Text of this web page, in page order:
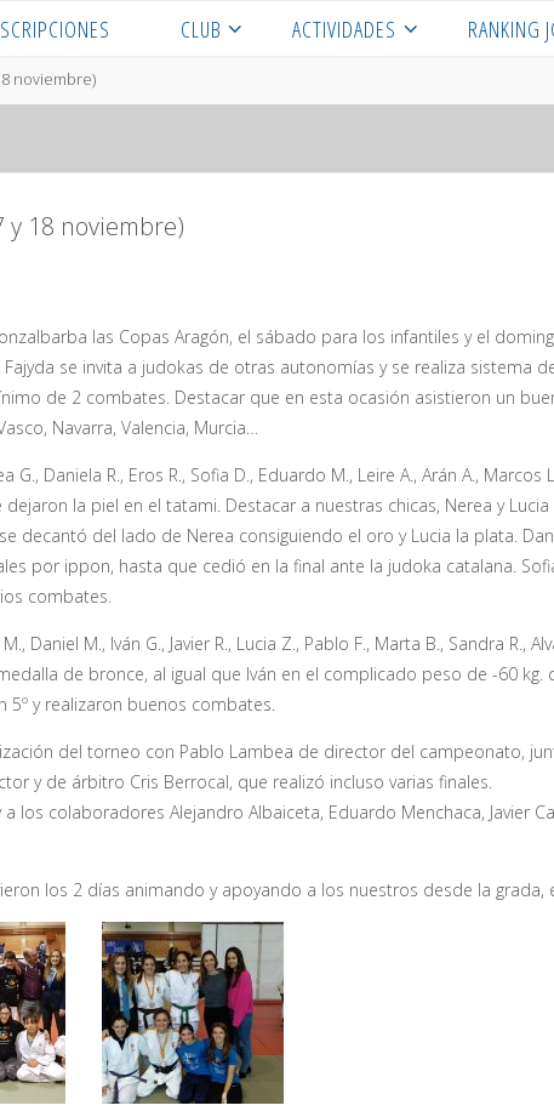
CLUB ACTIVIDADES RANKING
noviembre)
y 18 noviembre)
las Copas Aragón, el sábado para los infantiles y el
se invita a judokas de otras autonomías y se realiza sistema
de 2 combates. Destacar que en esta ocasión asistieron un
Navarra, Valencia, Murcia…
Daniela R., Eros R., Sofia D., Eduardo M., Leire A., Arán A., Marcos
la piel en el tatami. Destacar a nuestras chicas, Nerea y
decantó del lado de Nerea consiguiendo el oro y Lucia la plata.
por ippon, hasta que cedió en la final ante la judoka catalana.
combates.
Daniel M., Iván G., Javier R., Lucia Z., Pablo F., Marta B., Sandra R.,
de bronce, al igual que Iván en el complicado peso de -60
y realizaron buenos combates.
del torneo con Pablo Lambea de director del campeonato,
y de árbitro Cris Berrocal, que realizó incluso varias finales.
los colaboradores Alejandro Albaiceta, Eduardo Menchaca, Javier
los 2 días animando y apoyando a los nuestros desde la grada,